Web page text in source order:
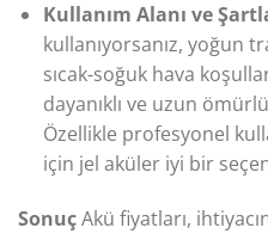
Kullanım Alanı ve
kullanıyorsanız, yoğun
sıcak-soğuk hava
dayanıklı ve uzun
Özellikle profesyonel
için jel aküler iyi bir
SonuçAkü fiyatları,